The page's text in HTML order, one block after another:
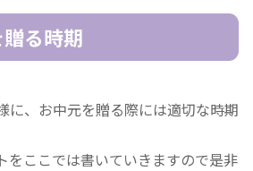
る時期
に、お中元を贈る際には適切な時期
をここでは書いていきますので是非